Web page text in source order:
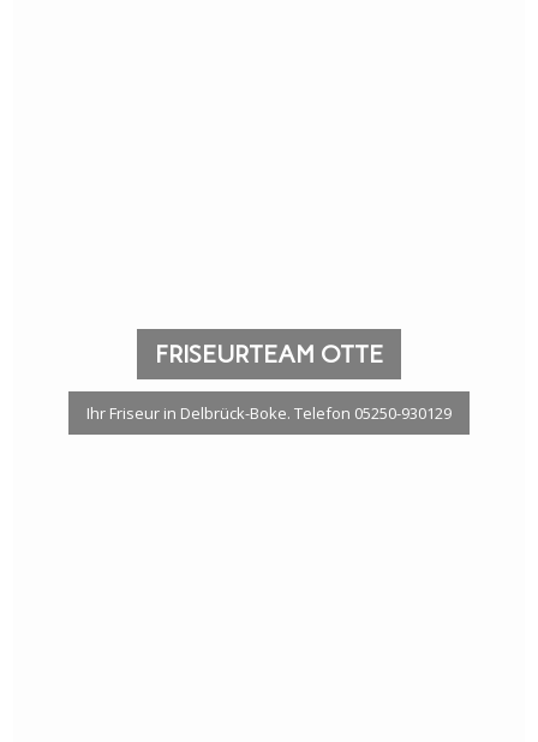
FRISEURTEAM OTTE
Ihr Friseur in Delbrück-Boke. Telefon 05250-930129